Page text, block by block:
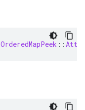
OrderedMapPeek ::Attrs